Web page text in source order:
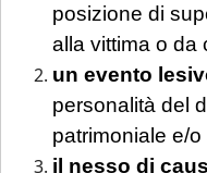
posizione di
alla vittima o da
un evento
personalità del
patrimoniale e/
il nesso di